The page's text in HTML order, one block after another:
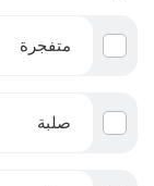
متفجرة
صلبة